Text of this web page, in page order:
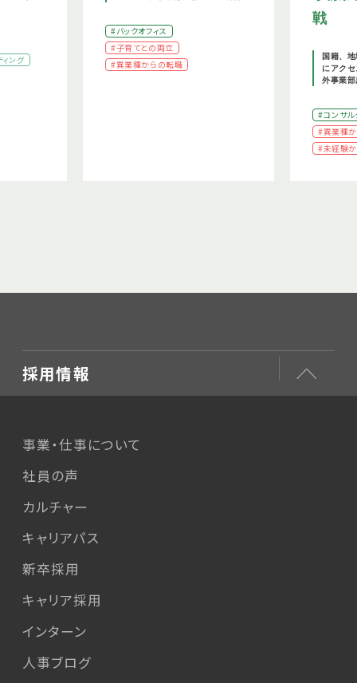
ング
#バックオフィス
#子育てとの両立
#異業種からの転職
戦
国籍、
にアク
外事業
#コンサル
#異業種
#未経験
採用情報
事業・仕事について
社員の声
カルチャー
キャリアパス
新卒採用
キャリア採用
インターン
人事ブログ